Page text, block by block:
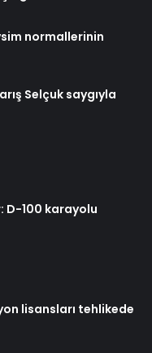
normallerinin
Selçuk saygıyla
D-100 karayolu
lisansları tehlikede